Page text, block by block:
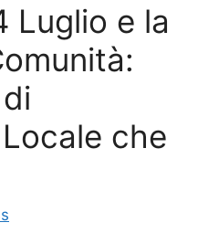
Luglio e la
che